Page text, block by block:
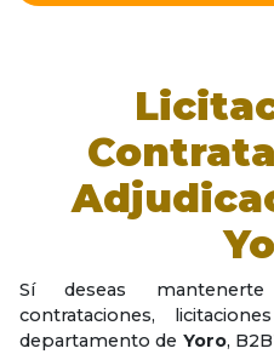
Sí deseas
contrataciones,
departamento de Yoro,